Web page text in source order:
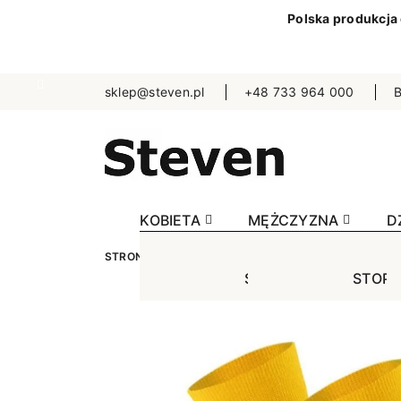
Polska produkcja
sklep@steven.pl +48 733 964 000
KOBIETA
STOPKI
Niewidoczne
Wzorowane
Bezuciskowe
MĘŻCZYZNA
STOPKI
STRONA GŁÓWNA